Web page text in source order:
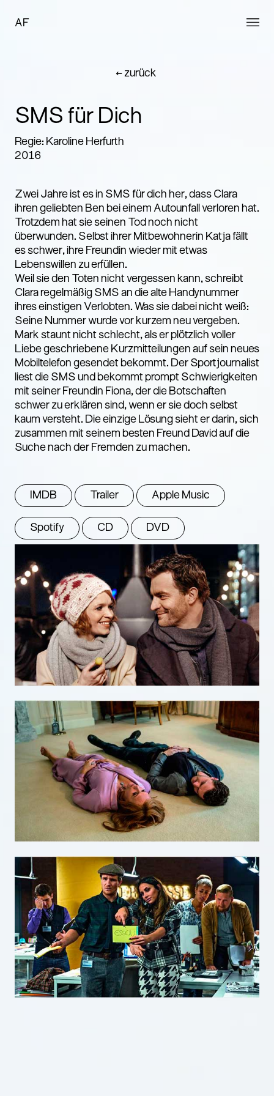
AF
← zurück
SMS für Dich
Regie: Karoline Herfurth
2016
Zwei Jahre ist es in SMS für dich her, dass Clara
ihren geliebten Ben bei einem Autounfall verloren hat.
Trotzdem hat sie seinen Tod noch nicht
überwunden. Selbst ihrer Mitbewohnerin Katja fällt
es schwer, ihre Freundin wieder mit etwas
Lebenswillen zu erfüllen.
Weil sie den Toten nicht vergessen kann, schreibt
Clara regelmäßig SMS an die alte Handynummer
ihres einstigen Verlobten. Was sie dabei nicht weiß:
Seine Nummer wurde vor kurzem neu vergeben.
Mark staunt nicht schlecht, als er plötzlich voller
Liebe geschriebene Kurzmitteilungen auf sein neues
Mobiltelefon gesendet bekommt. Der Sportjournalist
liest die SMS und bekommt prompt Schwierigkeiten
mit seiner Freundin Fiona, der die Botschaften
schwer zu erklären sind, wenn er sie doch selbst
kaum versteht. Die einzige Lösung sieht er darin, sich
zusammen mit seinem besten Freund David auf die
Suche nach der Fremden zu machen.
IMDB Trailer Apple Music
Spotify CD DVD